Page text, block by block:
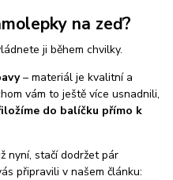
na zeď?
ji během chvilky.
– materiál je kvalitní a
vám to ještě více usnadnili,
do balíčku přímo k
nyní, stačí dodržet pár
připravili v našem článku: